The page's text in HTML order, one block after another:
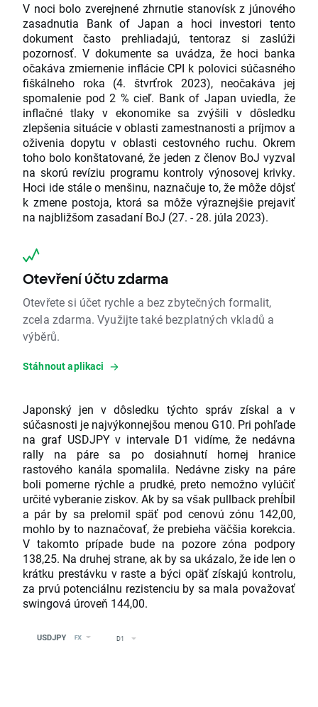
V noci bolo zverejnené zhrnutie stanovísk z júnového
zasadnutia Bank of Japan a hoci investori tento
dokument často prehliadajú, tentoraz si zaslúži
pozornosť. V dokumente sa uvádza, že hoci banka
očakáva zmiernenie inflácie CPI k polovici súčasného
fiškálneho roka (4. štvrťrok 2023), neočakáva jej
spomalenie pod 2 % cieľ. Bank of Japan uviedla, že
inflačné tlaky v ekonomike sa zvýšili v dôsledku
zlepšenia situácie v oblasti zamestnanosti a príjmov a
oživenia dopytu v oblasti cestovného ruchu. Okrem
toho bolo konštatované, že jeden z členov BoJ vyzval
na skorú revíziu programu kontroly výnosovej krivky.
Hoci ide stále o menšinu, naznačuje to, že môže dôjsť
k zmene postoja, ktorá sa môže výraznejšie prejaviť
na najbližšom zasadaní BoJ (27. - 28. júla 2023).
Otevření účtu zdarma
Otevřete si účet rychle a bez zbytečných formalit,
zcela zdarma. Využijte také bezplatných vkladů a
výběrů.
Stáhnout aplikaci
Japonský jen v dôsledku týchto správ získal a v
súčasnosti je najvýkonnejšou menou G10. Pri pohľade
na graf USDJPY v intervale D1 vidíme, že nedávna
rally na páre sa po dosiahnutí hornej hranice
rastového kanála spomalila. Nedávne zisky na páre
boli pomerne rýchle a prudké, preto nemožno vylúčiť
určité vyberanie ziskov. Ak by sa však pullback prehĺbil
a pár by sa prelomil späť pod cenovú zónu 142,00,
mohlo by to naznačovať, že prebieha väčšia korekcia.
V takomto prípade bude na pozore zóna podpory
138,25. Na druhej strane, ak by sa ukázalo, že ide len o
krátku prestávku v raste a býci opäť získajú kontrolu,
za prvú potenciálnu rezistenciu by sa mala považovať
swingová úroveň 144,00.